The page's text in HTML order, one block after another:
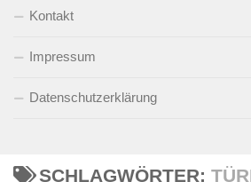
SCHLAGWÖRTER:
Kontakt
Impressum
Datenschutzerklärung